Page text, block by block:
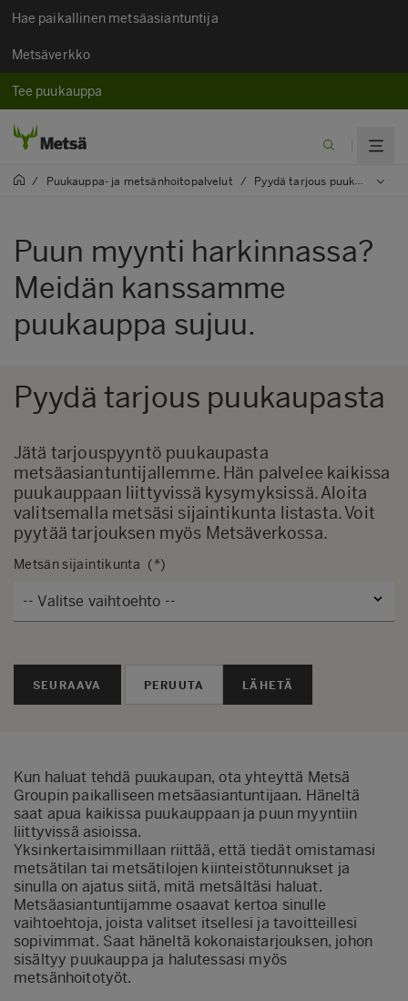
Hae paikallinen metsäasiantuntija
Metsäverkko
Tee puukauppa
/ Puukauppa- ja metsänhoitopalvelut / Pyydä tarjous puukaupasta
Puun myynti harkinnassa?
Meidän kanssamme
puukauppa sujuu.
Pyydä tarjous puukaupasta
Jätä tarjouspyyntö puukaupasta
metsäasiantuntijallemme. Hän palvelee kaikissa
puukauppaan liittyvissä kysymyksissä. Aloita
valitsemalla metsäsi sijaintikunta listasta. Voit
pyytää tarjouksen myös Metsäverkossa.
Metsän sijaintikunta
SEURAAVA LÄHETÄ
Kun haluat tehdä puukaupan, ota yhteyttä Metsä
Groupin paikalliseen metsäasiantuntijaan. Häneltä
saat apua kaikissa puukauppaan ja puun myyntiin
liittyvissä asioissa.
Yksinkertaisimmillaan riittää, että tiedät omistamasi
metsätilan tai metsätilojen kiinteistötunnukset ja
sinulla on ajatus siitä, mitä metsältäsi haluat.
Metsäasiantuntijamme osaavat kertoa sinulle
vaihtoehtoja, joista valitset itsellesi ja tavoitteillesi
sopivimmat. Saat häneltä kokonaistarjouksen, johon
sisältyy puukauppa ja halutessasi myös
metsänhoitotyöt.